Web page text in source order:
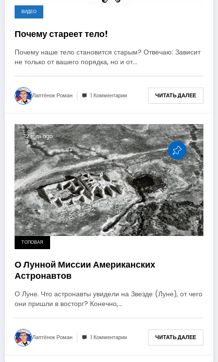
ВИДЕО
Почему стареет тело!
Почему наше тело становится старым? Отвечаю: Зависит
не только от вашего порядка, но и от…
Лаптёнок Роман 1 Комментарии ЧИТАТЬ ДАЛЕЕ
2 года ago
ТОПОВАЯ
О Лунной Миссии Американских
Астронавтов
О Луне. Что астронавты увидели на Звезде (Луне), от чего
они пришли в восторг? Конечно,…
Лаптёнок Роман 1 Комментарии ЧИТАТЬ ДАЛЕЕ